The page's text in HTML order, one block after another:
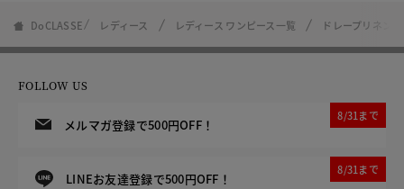
DoCLASSE レディース レディース ワンピース一覧 ドレープリネン
FOLLOW US
メルマガ登録で500円OFF！
8/31まで
LINEお友達登録で500円OFF！
8/31まで